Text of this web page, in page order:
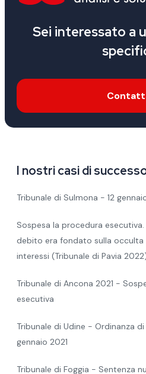
Sei interessato a
I nostri casi di
Tribunale di Sulmona - 12
Sospesa la procedura
debito era fondato sulla occulta
interessi (Tribunale di Pavia
Tribunale di Ancona 2021 -
esecutiva
Tribunale di Udine - Ordinanza
gennaio 2021
Tribunale di Foggia - Sentenza